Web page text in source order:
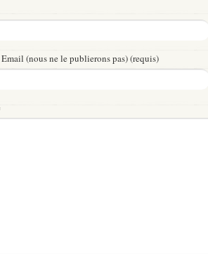
Email (nous ne le publierons pas) (requis)